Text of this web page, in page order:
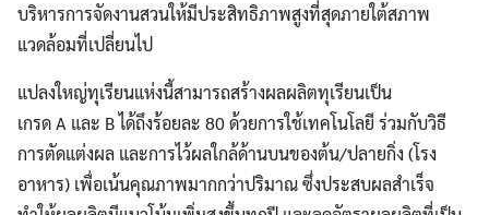
บริหารการจัดงานสวนให้มีประสิทธิภาพสูงที่สุดภายใต้สภาพ
แวดล้อมที่เปลี่ยนไป
แปลงใหญ่ทุเรียนแห่งนี้สามารถสร้างผลผลิตทุเรียนเป็น
เกรด A และ B ได้ถึงร้อยละ 80 ด้วยการใช้เทคโนโลยี ร่วมกับวิธี
การตัดแต่งผล และการไว้ผลใกล้ด้านบนของต้น/ปลายกิ่ง (โรง
อาหาร) เพื่อเน้นคุณภาพมากกว่าปริมาณ ซึ่งประสบผลสำเร็จ